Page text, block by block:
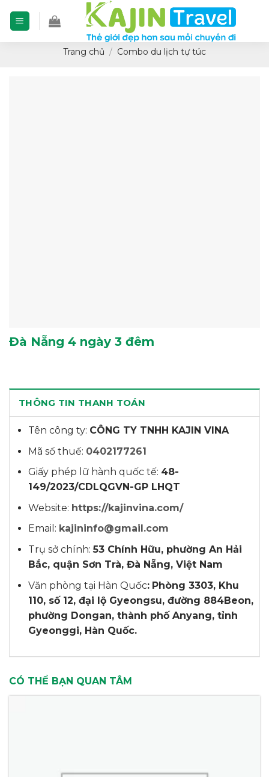
Trang chủ / Combo du lịch tự túc
Đà Nẵng 4 ngày 3 đêm
THÔNG TIN THANH TOÁN
Tên công ty: CÔNG TY TNHH KAJIN VINA
Mã số thuế: 0402177261
Giấy phép lữ hành quốc tế: 48-
149/2023/CDLQGVN-GP LHQT
Website: https://kajinvina.com/
Email: kajininfo@gmail.com
Trụ sở chính:53 Chính Hữu, phường An Hải
Bắc, quận Sơn Trà, Đà Nẵng, Việt Nam
Văn phòng tại Hàn Quốc: Phòng 3303, Khu
110, số 12, đại lộ Gyeongsu, đường 884Beon,
phường Dongan, thành phố Anyang, tỉnh
Gyeonggi, Hàn Quốc.
CÓ THỂ BẠN QUAN TÂM